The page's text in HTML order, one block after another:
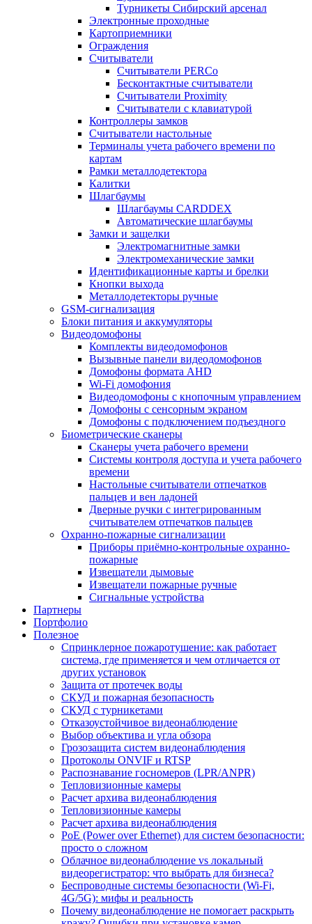
Турникеты Сибирский арсенал
Электронные проходные
Картоприемники
Ограждения
Считыватели
Считыватели PERCo
Бесконтактные считыватели
Считыватели Proximity
Считыватели с клавиатурой
Контроллеры замков
Считыватели настольные
Терминалы учета рабочего времени по
картам
Рамки металлодетектора
Калитки
Шлагбаумы
Шлагбаумы CARDDEX
Автоматические шлагбаумы
Замки и защелки
Электромагнитные замки
Электромеханические замки
Идентификационные карты и брелки
Кнопки выхода
Металлодетекторы ручные
GSM-сигнализация
Блоки питания и аккумуляторы
Видеодомофоны
Комплекты видеодомофонов
Вызывные панели видеодомофонов
Домофоны формата AHD
Wi-Fi домофония
Видеодомофоны с кнопочным управлением
Домофоны с сенсорным экраном
Домофоны с подключением подъездного
Биометрические сканеры
Сканеры учета рабочего времени
Системы контроля доступа и учета рабочего
времени
Настольные считыватели отпечатков
пальцев и вен ладоней
Дверные ручки с интегрированным
считывателем отпечатков пальцев
Охранно-пожарные сигнализации
Приборы приёмно-контрольные охранно-
пожарные
Извещатели дымовые
Извещатели пожарные ручные
Сигнальные устройства
Партнеры
Портфолио
Полезное
Спринклерное пожаротушение: как работает
система, где применяется и чем отличается от
других установок
Защита от протечек воды
СКУД и пожарная безопасность
СКУД с турникетами
Отказоустойчивое видеонаблюдение
Выбор объектива и угла обзора
Грозозащита систем видеонаблюдения
Протоколы ONVIF и RTSP
Распознавание госномеров (LPR/ANPR)
Тепловизионные камеры
Расчет архива видеонаблюдения
Тепловизионные камеры
Расчет архива видеонаблюдения
PoE (Power over Ethernet) для систем безопасности:
просто о сложном
Облачное видеонаблюдение vs локальный
видеорегистратор: что выбрать для бизнеса?
Беспроводные системы безопасности (Wi-Fi,
4G/5G): мифы и реальность
Почему видеонаблюдение не помогает раскрыть